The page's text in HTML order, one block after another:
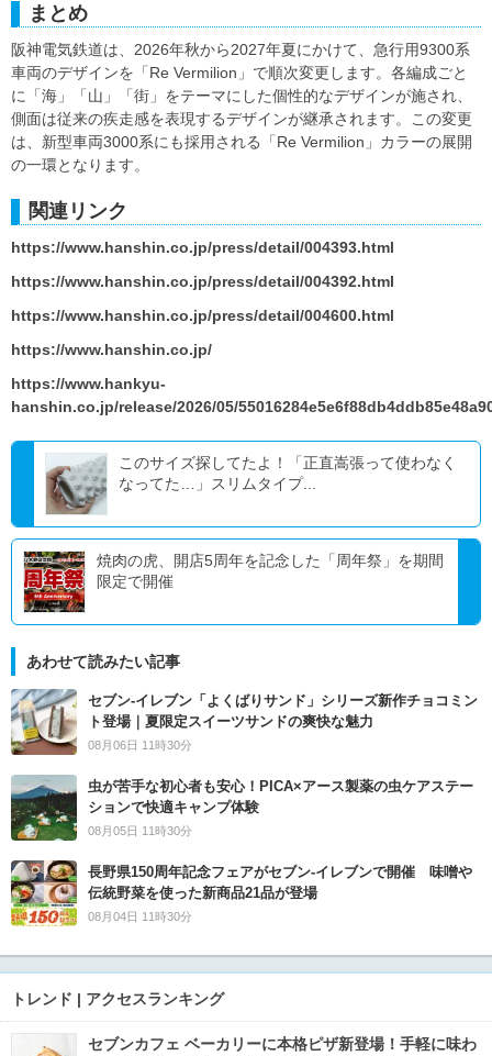
まとめ
阪神電気鉄道は、2026年秋から2027年夏にかけて、急行用9300系
車両のデザインを「Re Vermilion」で順次変更します。各編成ごと
に「海」「山」「街」をテーマにした個性的なデザインが施され、
側面は従来の疾走感を表現するデザインが継承されます。この変更
は、新型車両3000系にも採用される「Re Vermilion」カラーの展開
の一環となります。
関連リンク
https://www.hanshin.co.jp/press/detail/004393.html
https://www.hanshin.co.jp/press/detail/004392.html
https://www.hanshin.co.jp/press/detail/004600.html
https://www.hanshin.co.jp/
https://www.hankyu-
hanshin.co.jp/release/2026/05/
このサイズ探してたよ！「正直嵩張って使わなく
なってた…」スリムタイプ...
焼肉の虎、開店5周年を記念した「周年祭」を期間
限定で開催
あわせて読みたい記事
セブン‐イレブン「よくばりサンド」シリーズ新作チョコミン
ト登場｜夏限定スイーツサンドの爽快な魅力
08月06日 11時30分
虫が苦手な初心者も安心！PICA×アース製薬の虫ケアステー
ションで快適キャンプ体験
08月05日 11時30分
長野県150周年記念フェアがセブン-イレブンで開催 味噌や
伝統野菜を使った新商品21品が登場
08月04日 11時30分
トレンド | アクセスランキング
セブンカフェ ベーカリーに本格ピザ新登場！手軽に味わ